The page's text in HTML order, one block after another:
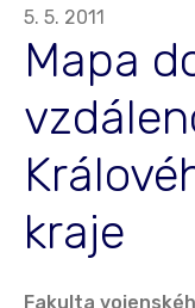
5. 5. 2011
Mapa
kraje
Fakulta